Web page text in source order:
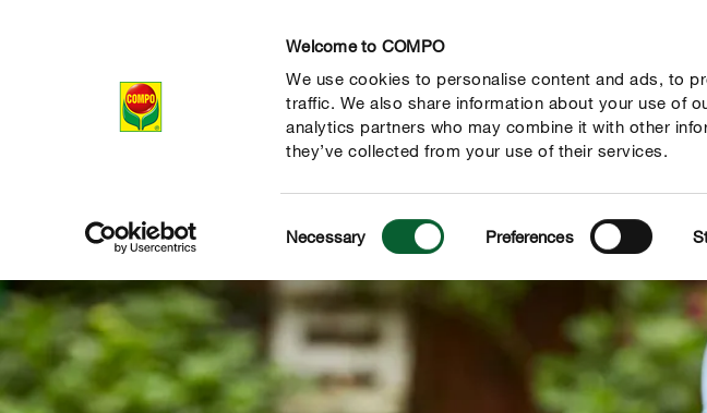
Welcome to COMPO
We use cookies to personalise content and ads, to
traffic. We also share information about your use of
analytics partners who may combine it with other
they’ve collected from your use of their services.
Selection
Necessary Preferences
Produkte Ratgeber Themenwelten